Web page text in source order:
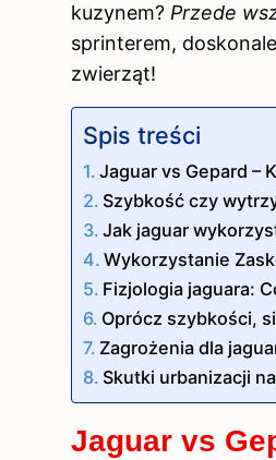
kuzynem? Przede
sprinterem,
zwierząt!
Spis treści
Jaguar vs Gepard –
Szybkość czy
Jak jaguar
Wykorzystanie
Fizjologia jaguara:
Oprócz szybkości,
Zagrożenia dla
Skutki urbanizacji
Jaguar vs